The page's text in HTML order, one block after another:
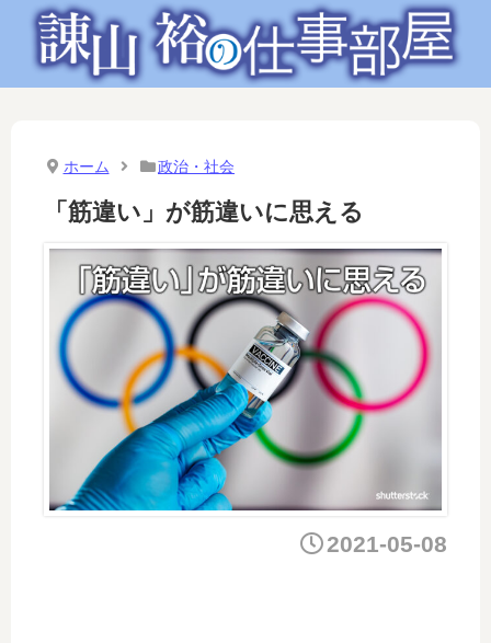
ホーム 政治・社会
「筋違い」が筋違いに思える
2021-05-08